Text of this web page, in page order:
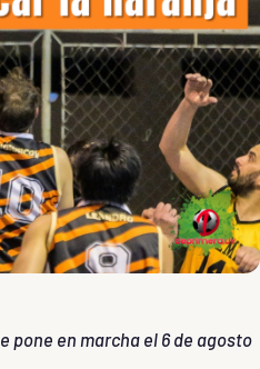
pone en marcha el 6 de agosto